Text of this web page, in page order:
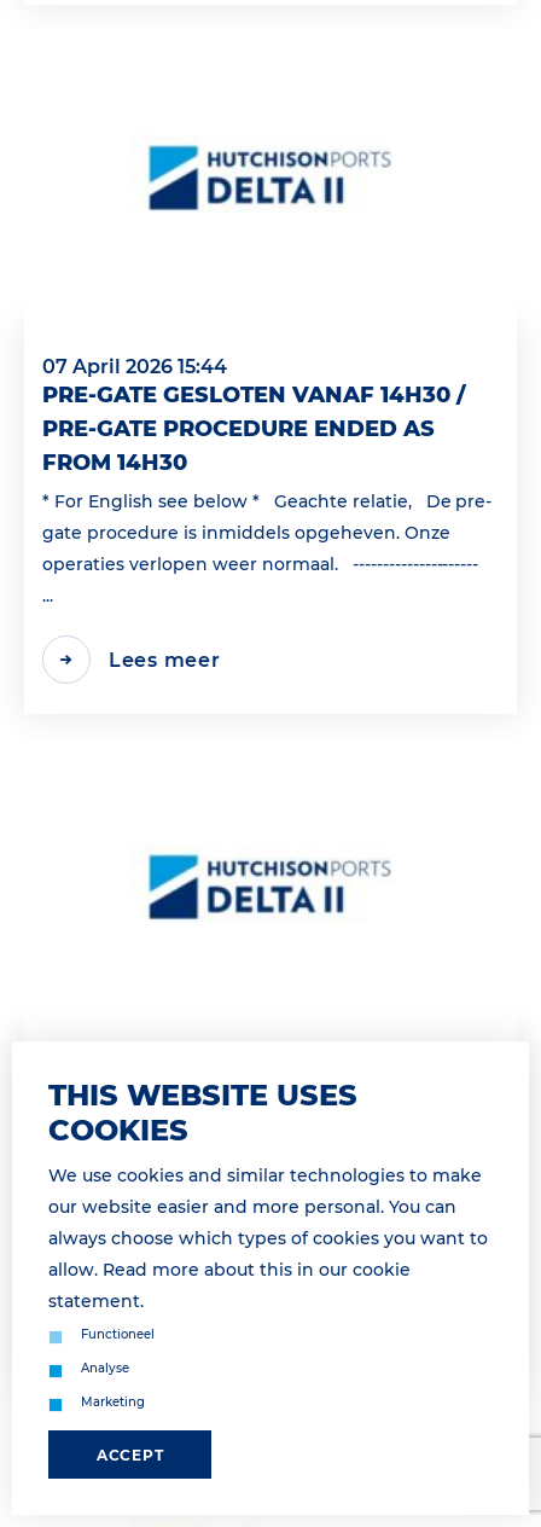
07 April 2026 15:44
PRE-GATE GESLOTEN VANAF 14H30 /
PRE-GATE PROCEDURE ENDED AS
FROM 14H30
* For English see below * Geachte relatie, De pre-
gate procedure is inmiddels opgeheven. Onze
operaties verlopen weer normaal. ---------------------
...
Lees meer
PRE-GATE PROCEDURE VANAF 09H15 /
PRE-GATE PROCEDURE AS FROM 9H15
* For English see below * Geachte relatie,
Momenteel maken wij gebruik van de pre-gate
procedure. Wij informeren u zodra de pre-gate
procedure is opgeheven. &...
Lees meer
THIS WEBSITE USES
COOKIES
We use cookies and similar technologies to make
our website easier and more personal. You can
always choose which types of cookies you want to
allow. Read more about this in our cookie
statement.
Functioneel
Analyse
Marketing
ACCEPT